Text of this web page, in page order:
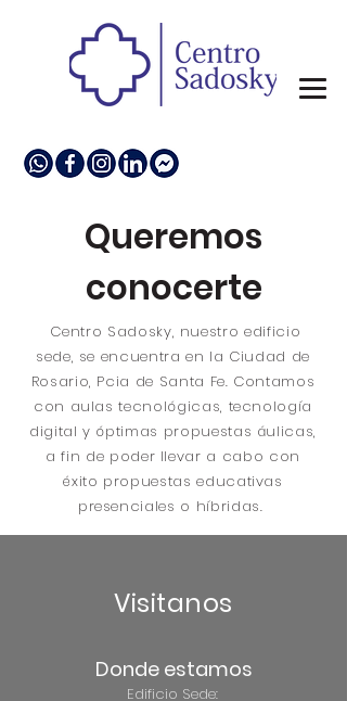
Queremos
conocerte
Centro Sadosky, nuestro edificio
sede, se encuentra en la Ciudad de
Rosario, Pcia de Santa Fe. Contamos
con aulas tecnológicas, tecnología
digital y óptimas propuestas áulicas,
a fin de poder llevar a cabo con
éxito propuestas educativas
presenciales o híbridas.
Visitanos
Donde estamos
Edificio Sede: